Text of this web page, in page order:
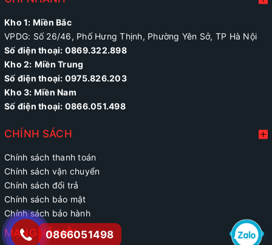
Kho 1: Miền Bắc
VPDG: Số 26/46, Phố Hưng Thịnh, Phường Yên Sở, TP Hà Nội
Số điện thoại: 0869.322.898
Kho 2: Miền Trung
Số điện thoại: 0975.826.203
Kho 3: Miền Nam
Số điện thoại: 0866.051.498
CHÍNH SÁCH
Chính sách thanh toán
Chính sách vận chuyển
Chính sách đổi trả
Chính sách bảo mật
Chính sách bảo hành
MẠNG XÃ HỘI0866051498